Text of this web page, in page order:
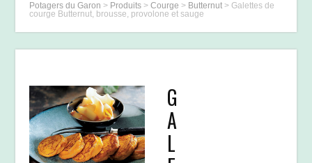
Potagers du Garon > Produits >Courge > Butternut >Galettes de
courge Butternut, brousse, provolone et sauge
G
A
L